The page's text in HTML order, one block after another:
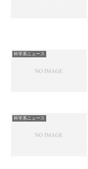
科学系ニュース
科学系ニュース